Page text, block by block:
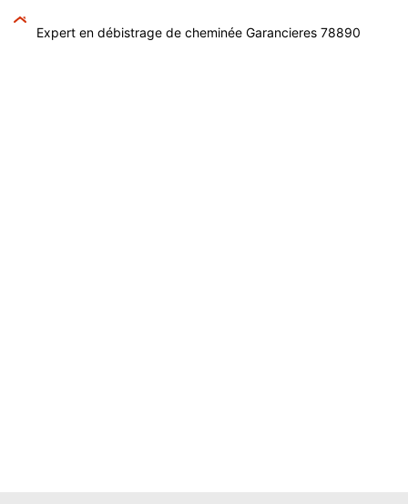
Expert en débistrage de cheminée Garancieres 78890